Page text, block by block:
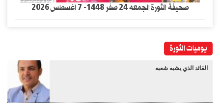
صحيفة الثورة الجمعه 24 صفر 1448- 7 اغسطس 2026
يوميات الثورة
القائد الذي يشبه شعبه